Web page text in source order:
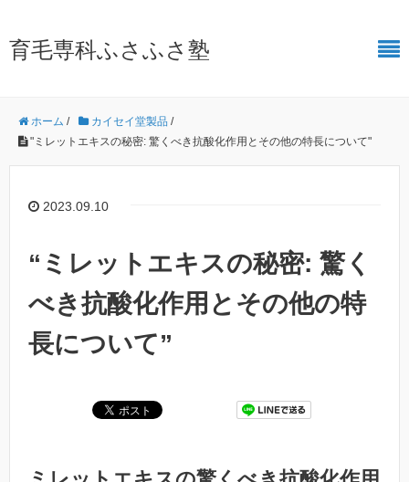
育毛専科ふさふさ塾
ホーム / カイセイ堂製品 /
"ミレットエキスの秘密: 驚くべき抗酸化作用とその他の特長について"
2023.09.10
“ミレットエキスの秘密: 驚く
べき抗酸化作用とその他の特
長について”